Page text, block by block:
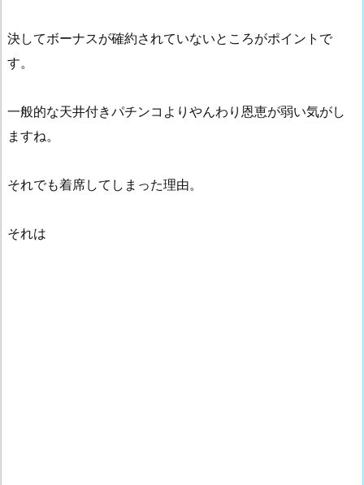
決してボーナスが確約されていないところがポイントで
す。
一般的な天井付きパチンコよりやんわり恩恵が弱い気がし
ますね。
それでも着席してしまった理由。
それは